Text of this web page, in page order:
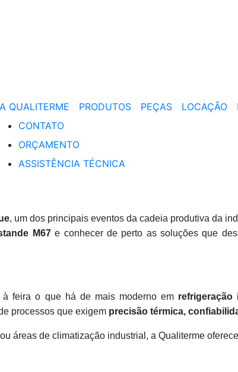
A QUALITERME PRODUTOS PEÇAS LOCAÇÃO
CONTATO
ORÇAMENTO
ASSISTÊNCIA TÉCNICA
, um dos principais eventos da cadeia produtiva da
M67e conhecer de perto as soluções que
feira o que há de mais moderno em
processos que exigem precisão térmica,
áreas de climatização industrial, a Qualiterme